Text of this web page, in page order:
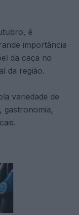
é
importância
da caça no
da região.
variedade de
gastronomia,